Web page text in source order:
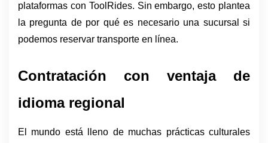
plataformas con ToolRides. Sin embargo, esto plantea
la pregunta de por qué es necesario una sucursal si
podemos reservar transporte en línea.
Contratación con ventaja de
idioma regional
El mundo está lleno de muchas prácticas culturales